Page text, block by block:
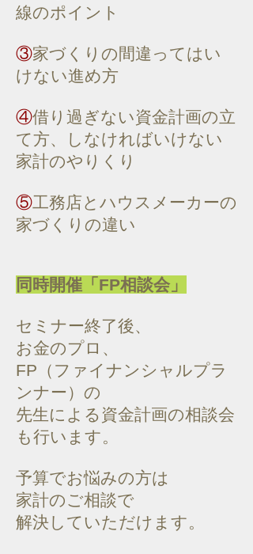
線のポイント
③家づくりの間違ってはい
けない進め方
④借り過ぎない資金計画の立
て方、しなければいけない
家計のやりくり
⑤工務店とハウスメーカーの
家づくりの違い
同時開催「FP相談会」
セミナー終了後、
お金のプロ、
FP（ファイナンシャルプラ
ンナー）の
先生による資金計画の相談会
も行います。
予算でお悩みの方は
家計のご相談で
​解決していただけます。